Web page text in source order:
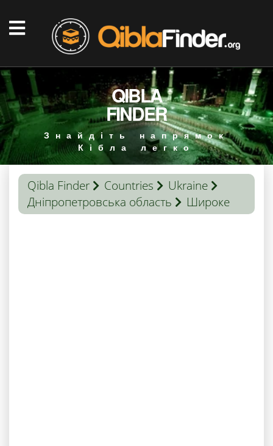
QIBLA
FINDER
Знайдіть напрямок
Кібла легко
Qibla Finder Countries
Ukraine
Дніпропетровська область
Широке